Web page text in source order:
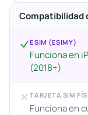
Compatibilidad
ESIM (ESIMY)
Funciona en
(2018+)
TARJETA SIM
Funciona en